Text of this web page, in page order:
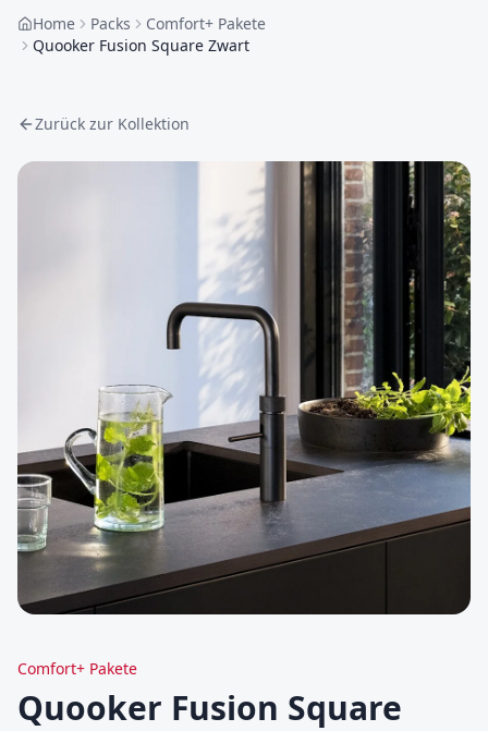
Home Packs
Comfort+ Pakete
Quooker Fusion Square Zwart
Zurück zur Kollektion
Comfort+ Pakete
Quooker Fusion Square